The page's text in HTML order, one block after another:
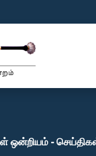
ஒன்றியம் -